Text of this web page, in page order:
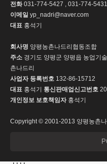
전화031-774-5427 , 031-774-5431
이메일 yp_nadri@naver.com
대표 홍석기
회사명 양평농촌나드리협동조합
주소 경기도 양평군 양평읍 농업기
촌나드리
사업자 등록번호 132-86-15712
대표 홍석기 통신판매업신고번호
개인정보 보호책임자홍석기
Copyright © 2001-2013 양평농촌